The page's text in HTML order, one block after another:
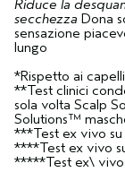
Riduce la
secchezza Dona
sensazione
lungo
*Rispetto ai
**Test clinici
sola volta Scalp
Solutions™
***Test ex vivo su
****Test ex vivo
*****Test ex\ vivo